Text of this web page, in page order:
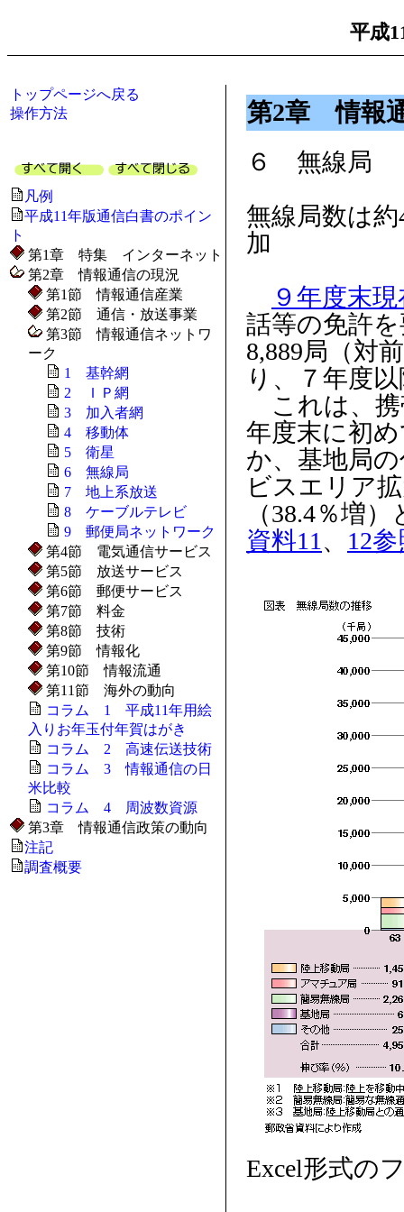
平成
トップページへ戻る
操作方法
凡例
平成11年版通信白書のポイン
ト
第1章 特集 インターネット
第2章 情報通信の現況
第1節 情報通信産業
第2節 通信・放送事業
第3節 情報通信ネットワ
ーク
1 基幹網
2 ＩＰ網
3 加入者網
4 移動体
5 衛星
6 無線局
7 地上系放送
8 ケーブルテレビ
9 郵便局ネットワーク
第4節 電気通信サービス
第5節 放送サービス
第6節 郵便サービス
第7節 料金
第8節 技術
第9節 情報化
第10節 情報流通
第11節 海外の動向
コラム 1 平成11年用絵
入りお年玉付年賀はがき
コラム 2 高速伝送技術
コラム 3 情報通信の日
米比較
コラム 4 周波数資源
第3章 情報通信政策の動向
注記
調査概要
第2章 情報
６ 無線局
無線局数は
加
９年度末
話等の免許
8,889局（対
り、７年度
これは、携
年度末に初
か、基地局
ビスエリア
（38.4％増
資料11 、 12
Excel形式の